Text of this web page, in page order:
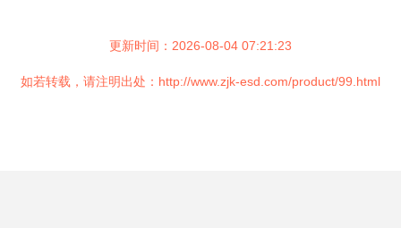
更新时间：2026-08-04 07:21:23
如若转载，请注明出处：http://www.zjk-esd.com/product/99.html